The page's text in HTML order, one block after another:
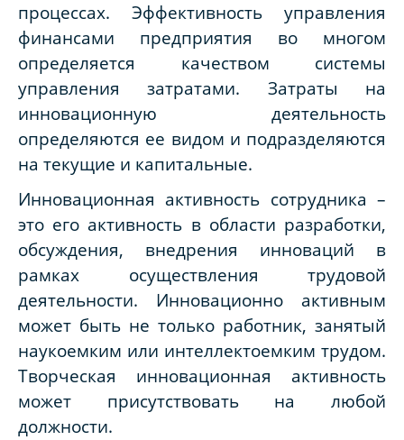
процессах. Эффективность управления
финансами предприятия во многом
определяется качеством системы
управления затратами. Затраты на
инновационную деятельность
определяются ее видом и подразделяются
на текущие и капитальные.
Инновационная активность сотрудника –
это его активность в области разработки,
обсуждения, внедрения инноваций в
рамках осуществления трудовой
деятельности. Инновационно активным
может быть не только работник, занятый
наукоемким или интеллектоемким трудом.
Творческая инновационная активность
может присутствовать на любой
должности.